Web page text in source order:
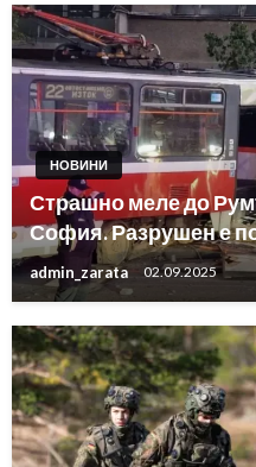
НОВИНИ
Страшно меле до
София. Разрушен е
admin_zarata 02.09.2025